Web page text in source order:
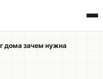
дома зачем нужна